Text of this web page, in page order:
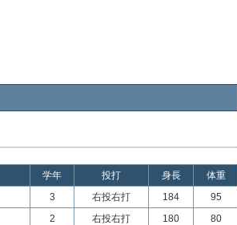
学年 投打 身長
体重
3 右投右打 184
95
2 右投右打 180
80